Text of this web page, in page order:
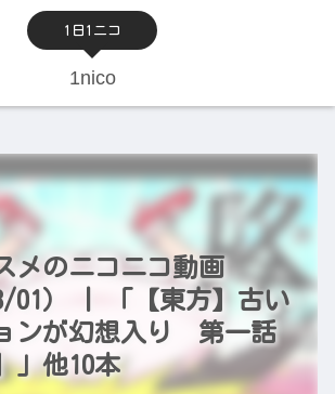
1日1ニコ
1nico
メのニコニコ動画
01） | 「【東方】古い
ンが幻想入り 第一話
」他10本